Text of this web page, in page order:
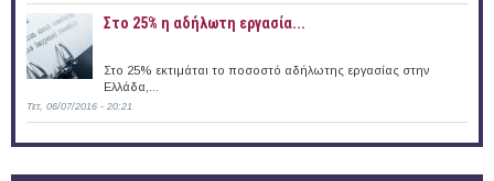
Στο 25% η αδήλωτη εργασία...
Στο 25% εκτιμάται το ποσοστό αδήλωτης εργασίας στην
Ελλάδα,...
Τετ, 06/07/2016 - 20:21